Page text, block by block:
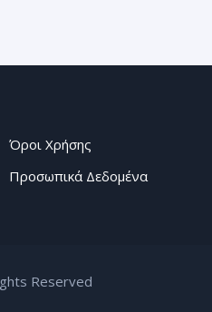
Όροι Χρήσης
Προσωπικά Δεδομένα
Reserved